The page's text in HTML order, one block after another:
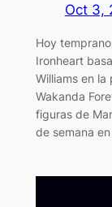
Oct 3,
Hoy
Ironheart
Williams en la
Wakanda
figuras de
de semana